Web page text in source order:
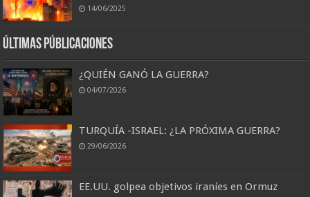
14/06/2025
Últimas Públicaciones
¿QUIÉN GANÓ LA GUERRA?
04/07/2026
TURQUÍA -ISRAEL: ¿LA PRÓXIMA GUERRA?
29/06/2026
EE.UU. golpea objetivos iraníes en Ormuz